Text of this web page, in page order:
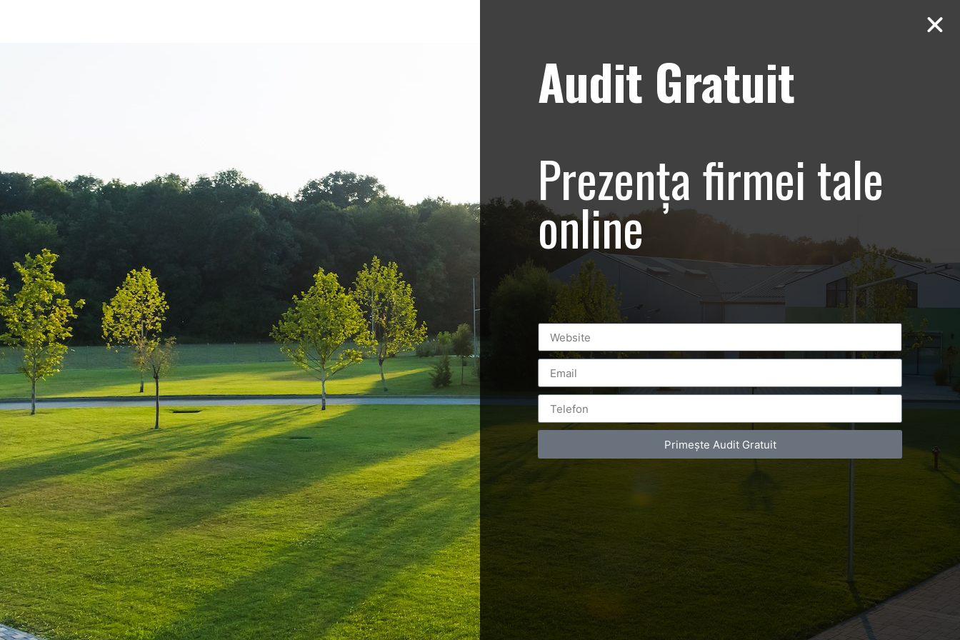
produse
Leave a Reply
You must belogged into post a comment.
Luxury-Photo-Video is a Sun
Postări servicii
Fotografie de produs
Contact Telefonic Follow us
Audit Gratuit
Prezența firmei tale
online
Primește Audit Gratuit